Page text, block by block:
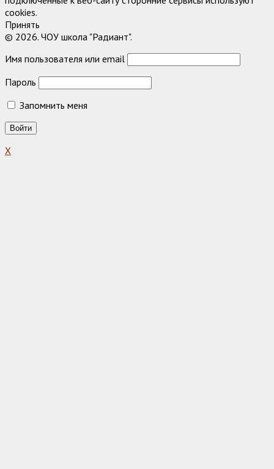
cookies.
Принять
© 2026. ЧОУ школа "Радиант".
Имя пользователя или email
Пароль
Запомнить меня
X